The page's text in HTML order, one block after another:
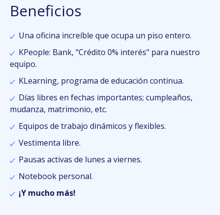
Beneficios
Una oficina increíble que ocupa un piso entero.
KPeople: Bank, "Crédito 0% interés" para nuestro
equipo.
KLearning, programa de educación continua.
Días libres en fechas importantes; cumpleaños,
mudanza, matrimonio, etc.
Equipos de trabajo dinámicos y flexibles.
Vestimenta libre.
Pausas activas de lunes a viernes.
Notebook personal.
¡Y mucho más!